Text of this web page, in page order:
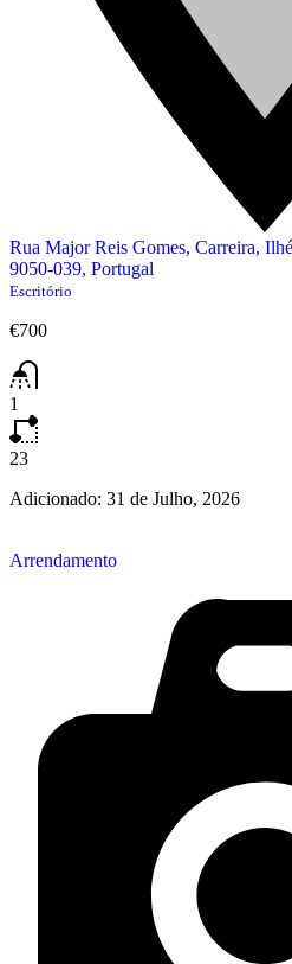
Rua Major Reis Gomes, Carreira,
9050-039, Portugal
Escritório
€700
1
23
Adicionado: 31 de Julho, 2026
Arrendamento